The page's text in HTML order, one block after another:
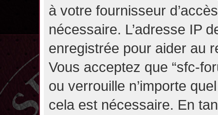
à votre fournisseur
nécessaire. L’adresse IP
enregistrée pour aider au
Vous acceptez que “sfc-
ou verrouille n’importe
cela est nécessaire. En